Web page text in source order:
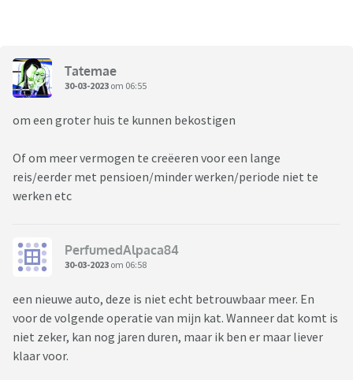
Tatemae
30-03-2023 om 06:55
om een groter huis te kunnen bekostigen
Of om meer vermogen te creëeren voor een lange
reis/eerder met pensioen/minder werken/periode niet te
werken etc
PerfumedAlpaca84
30-03-2023 om 06:58
een nieuwe auto, deze is niet echt betrouwbaar meer. En
voor de volgende operatie van mijn kat. Wanneer dat komt is
niet zeker, kan nog jaren duren, maar ik ben er maar liever
klaar voor.